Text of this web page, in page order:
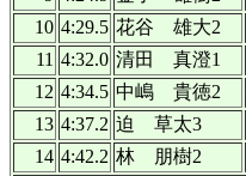
10 4:29.5 花谷 雄大2
11 4:32.0 清田 真澄1
12 4:34.5 中嶋 貴徳2
13 4:37.2 迫 草太3
14 4:42.2 林 朋樹2